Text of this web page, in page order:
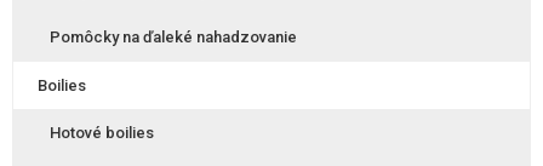
Pomôcky na ďaleké nahadzovanie
Boilies
Hotové boilies